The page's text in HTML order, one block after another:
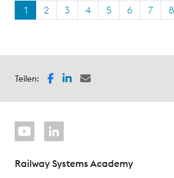
1 2 3 4 5 6 7 8
Teilen:
Railway Systems Academy